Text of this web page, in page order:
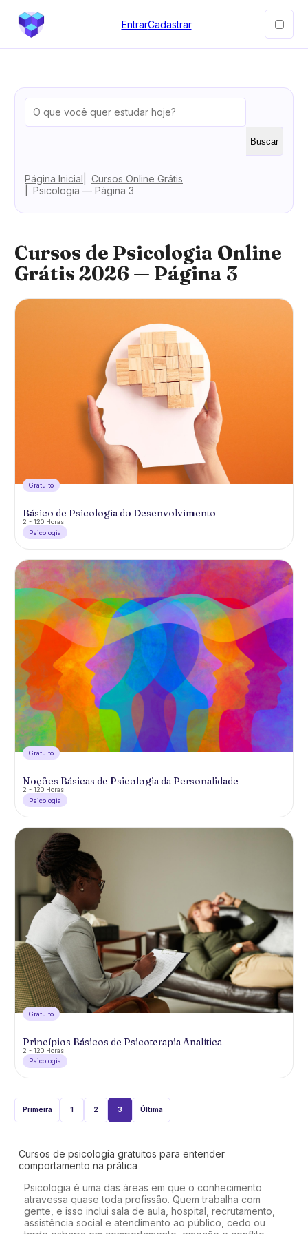
EntrarCadastrar
Buscar
Página Inicial
Cursos Online Grátis
Psicologia — Página 3
Cursos de Psicologia Online
Grátis 2026 — Página 3
Gratuíto
Básico de Psicologia do Desenvolvimento
2 - 120 Horas
Psicologia
Gratuíto
Noções Básicas de Psicologia da Personalidade
2 - 120 Horas
Psicologia
Gratuíto
Princípios Básicos de Psicoterapia Analítica
2 - 120 Horas
Psicologia
Primeira 1 2 3 Última
Cursos de psicologia gratuitos para entender
comportamento na prática
Psicologia é uma das áreas em que o conhecimento
atravessa quase toda profissão. Quem trabalha com
gente, e isso inclui sala de aula, hospital, recrutamento,
assistência social e atendimento ao público, cedo ou